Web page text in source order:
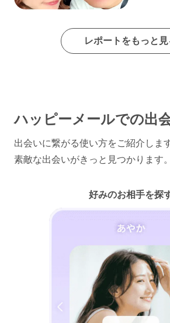
レポートをもっと見
ハッピーメールでの出
出会いに繋がる使い方をご紹介します
素敵な出会いがきっと見つかります。
好みのお相手を探